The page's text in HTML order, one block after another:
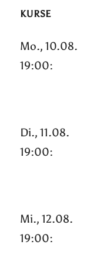
KURSE
Mo., 10.08.
19:00:
Di., 11.08.
19:00:
Mi., 12.08.
19:00: